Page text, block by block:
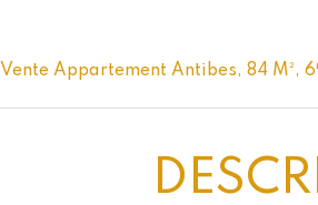
Vente Appartement Antibes, 84 M²,